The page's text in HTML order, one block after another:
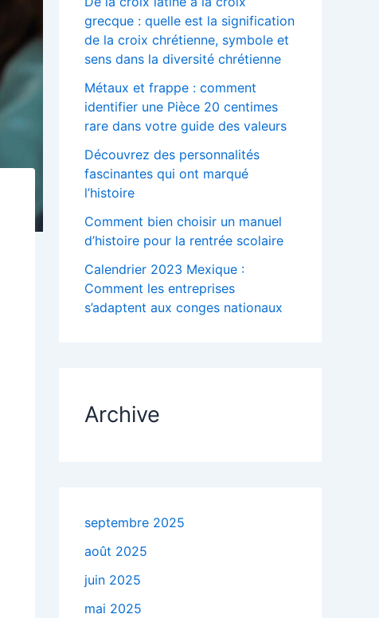
grecque : quelle est la signification
de la croix chrétienne, symbole et
sens dans la diversité chrétienne
Métaux et frappe : comment
identifier une Pièce 20 centimes
rare dans votre guide des valeurs
Découvrez des personnalités
fascinantes qui ont marqué
l’histoire
Comment bien choisir un manuel
d’histoire pour la rentrée scolaire
Calendrier 2023 Mexique :
Comment les entreprises
s’adaptent aux conges nationaux
Archive
septembre 2025
août 2025
juin 2025
mai 2025